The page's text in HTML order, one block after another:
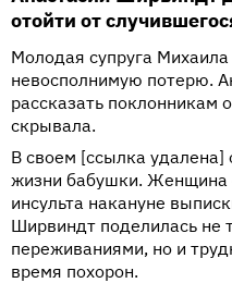
отойти от
Молодая супруга
невосполнимую потерю.
рассказать поклонникам
скрывала.
В своем [ссылка удалена]
жизни бабушки. Женщина
инсульта накануне
Ширвиндт поделилась не
переживаниями, но и
время похорон.